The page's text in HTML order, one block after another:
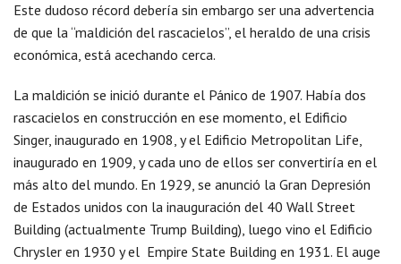
Este dudoso récord debería sin embargo ser una advertencia
de que la “maldición del rascacielos”, el heraldo de una crisis
económica, está acechando cerca.
La maldición se inició durante el Pánico de 1907. Había dos
rascacielos en construcción en ese momento, el Edificio
Singer, inaugurado en 1908, y el Edificio Metropolitan Life,
inaugurado en 1909, y cada uno de ellos ser convertiría en el
más alto del mundo. En 1929, se anunció la Gran Depresión
de Estados unidos con la inauguración del 40 Wall Street
Building (actualmente Trump Building), luego vino el Edificio
Chrysler en 1930 y el Empire State Building en 1931. El auge